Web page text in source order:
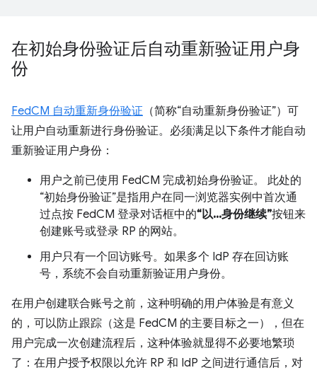
在初始身份验证后自动重新验证用户身
份
FedCM 自动重新身份验证 （简称“自动重新身份验证”）可
让用户自动重新进行身份验证。必须满足以下条件才能自动
重新验证用户身份：
用户之前已使用 FedCM 完成初始身份验证。 此处的
“初始身份验证”是指用户在同一浏览器实例中首次通
过点按 FedCM 登录对话框中的“以...身份继续”按钮来
创建账号或登录 RP 的网站。
用户只有一个回访账号。如果多个 IdP 存在回访账
号，系统不会自动重新验证用户身份。
在用户创建联合账号之前，这种明确的用户体验是有意义
的，可以防止跟踪（这是 FedCM 的主要目标之一），但在
用户完成一次创建流程后，这种体验就显得不必要地繁琐
了：在用户授予权限以允许 RP 和 IdP 之间进行通信后，对